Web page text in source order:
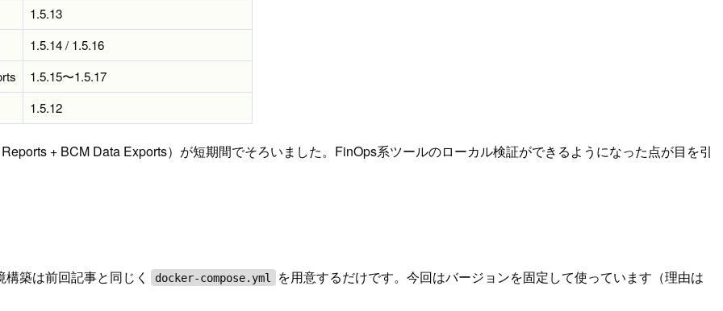
1.5.13
1.5.14 / 1.5.16
1.5.15〜1.5.17
1.5.12
+ BCM Data Exports）が短期間でそろいました。FinOps系ツールのローカル検証ができるようになった点が目を引
築は前回記事と同じく docker-compose.yml を用意するだけです。今回はバージョンを固定して使っています（理由は